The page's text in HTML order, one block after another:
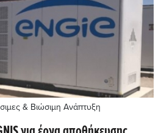
& Βιώσιμη Ανάπτυξη